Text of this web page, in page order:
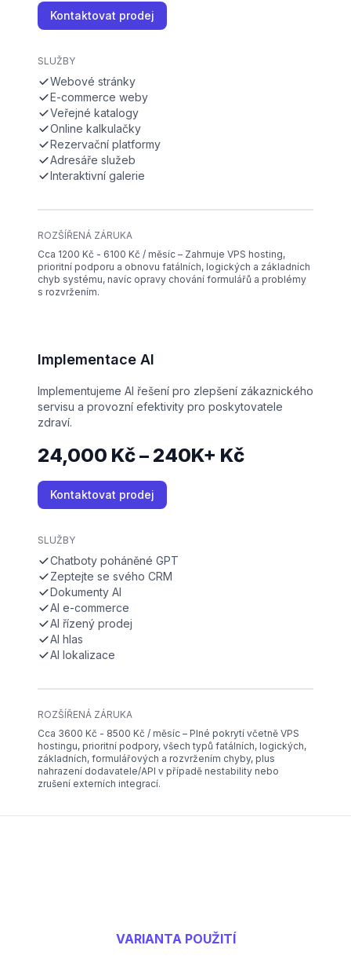
Kontaktovat prodej
SLUŽBY
Webové stránky
E-commerce weby
Veřejné katalogy
Online kalkulačky
Rezervační platformy
Adresáře služeb
Interaktivní galerie
ROZŠÍŘENÁ ZÁRUKA
Cca 1200 Kč - 6100 Kč / měsíc – Zahrnuje VPS hosting,
prioritní podporu a obnovu fatálních, logických a základních
chyb systému, navíc opravy chování formulářů a problémy
s rozvržením.
Implementace AI
Implementujeme AI řešení pro zlepšení zákaznického
servisu a provozní efektivity pro poskytovatele
zdraví.
24,000 Kč – 240K+ Kč
Kontaktovat prodej
SLUŽBY
Chatboty poháněné GPT
Zeptejte se svého CRM
Dokumenty AI
AI e-commerce
AI řízený prodej
AI hlas
AI lokalizace
ROZŠÍŘENÁ ZÁRUKA
Cca 3600 Kč - 8500 Kč / měsíc – Plné pokrytí včetně VPS
hostingu, prioritní podpory, všech typů fatálních, logických,
základních, formulářových a rozvržením chyby, plus
nahrazení dodavatele/API v případě nestability nebo
zrušení externích integrací.
VARIANTA POUŽITÍ